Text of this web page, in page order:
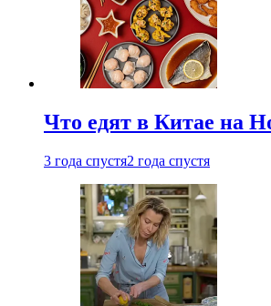
Что едят в Китае на
3 года спустя2 года спустя